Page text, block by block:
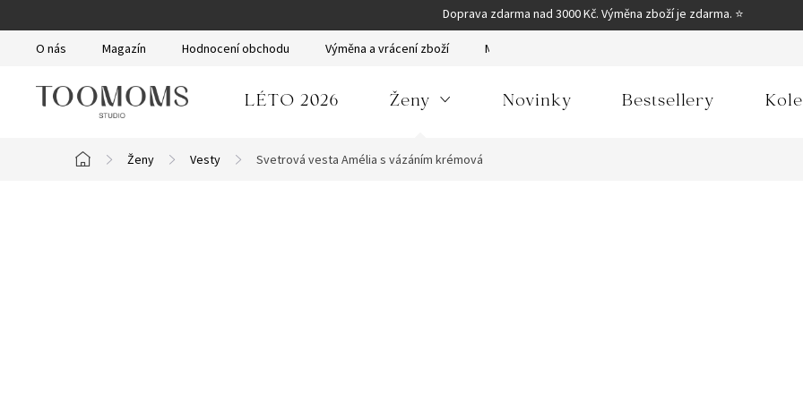
na
obsah
Doprava zdarma nad 3000 Kč. Výměna zboží je zdarma. ⭐
O nás Magazín Hodnocení obchodu Výměna a vrácení zboží Moje objednávka
LÉTO 2026 Ženy Novinky Bestsellery
Domů
Ženy Vesty Svetrová vesta Amélia s vázáním krémová